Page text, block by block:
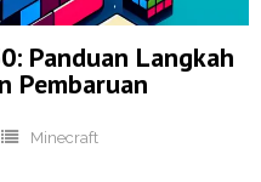
Panduan Langkah
Pembaruan
Minecraft